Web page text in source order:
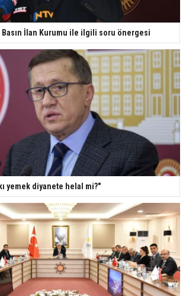
Basın İlan Kurumu ile ilgili soru önergesi
yemek diyanete helal mi?"